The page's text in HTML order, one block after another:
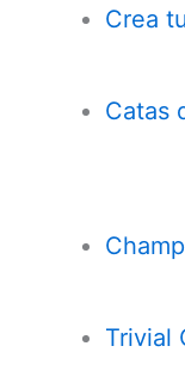
Crea
Catas
Trivial